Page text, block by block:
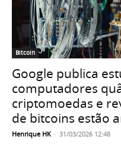
Bitcoin
Google publica
computadores
criptomoedas e
de bitcoins estão
Henrique HK - 31/03/2026 12:48